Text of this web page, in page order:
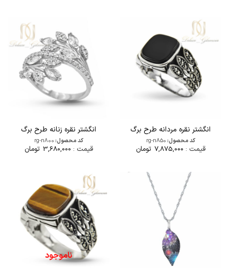
انگشتر نقره مردانه طرح برگ
کد محصول:rg-n850
قیمت : 7,875,000 تومان
انگشتر نقره زنانه طرح برگ
کد محصول:rg-n800
قیمت : 3,680,000 تومان
ناموجود